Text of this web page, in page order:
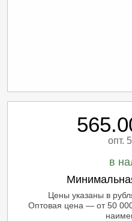
опт.
в
Цены указаны в
Оптовая цена — от 50